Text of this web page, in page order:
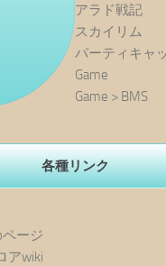
アラド戦記
スカイリム
パーティキャ
Game
Game > BMS
各種リンク
ージ
アwiki